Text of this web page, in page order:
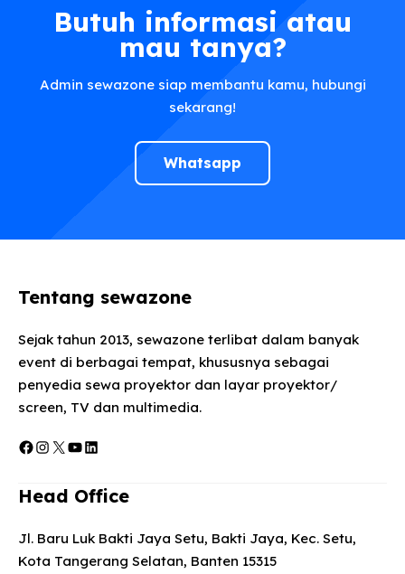
Butuh informasi atau
mau tanya?
Admin sewazone siap membantu kamu, hubungi
sekarang!
Whatsapp
Tentang sewazone
Sejak tahun 2013, sewazone terlibat dalam banyak
event di berbagai tempat, khususnya sebagai
penyedia sewa proyektor dan layar proyektor/
screen, TV dan multimedia.
Facebook
Instagram
X YouTube
LinkedIn
Head Office
Jl. Baru Luk Bakti Jaya Setu, Bakti Jaya, Kec. Setu,
Kota Tangerang Selatan, Banten 15315